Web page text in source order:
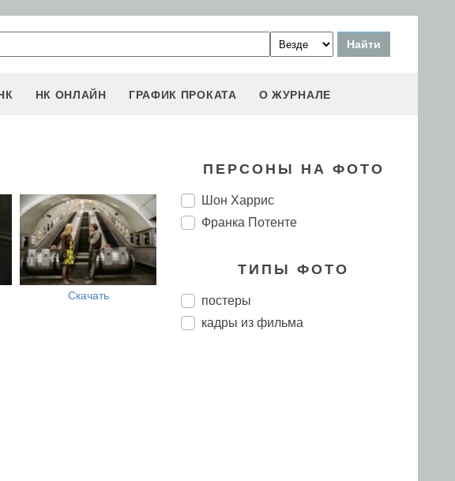
НК ОНЛАЙН ГРАФИК ПРОКАТА О ЖУРНАЛЕ
Скачать
ПЕРСОНЫ НА ФОТО
Шон Харрис
Франка Потенте
ТИПЫ ФОТО
постеры
кадры из фильма